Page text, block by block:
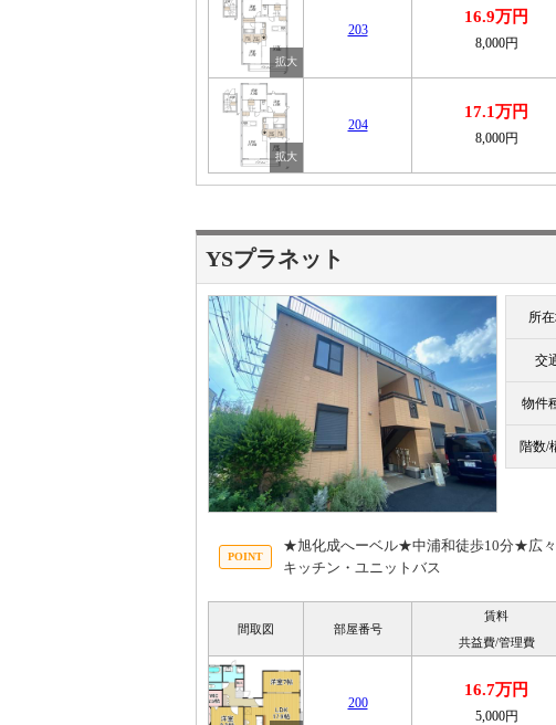
203
16.9万円
8,000円
204
17.1万円
8,000円
YSプラネット
所
交
物件
階数/
★旭化成へーベル★中浦和徒歩10分★広々
キッチン・ユニットバス
間取図 部屋番号
賃料
共益費/管理費
200
16.7万円
5,000円